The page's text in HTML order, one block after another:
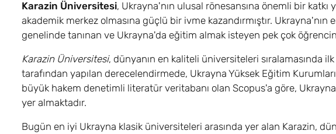
Karazin Üniversitesi, Ukrayna'nın ulusal rönesansına önemli bir
akademik merkez olmasına güçlü bir ivme kazandırmıştır.
genelinde tanınan ve Ukrayna'da eğitim almak isteyen pek çok
Karazin Üniversitesi, dünyanın en kaliteli üniversiteleri sıralamasında
tarafından yapılan derecelendirmede, Ukrayna Yüksek Eğitim
büyük hakem denetimli literatür veritabanı olan Scopus'a göre,
yer almaktadır.
Bugün en iyi Ukrayna klasik üniversiteleri arasında yer alan Karazin,